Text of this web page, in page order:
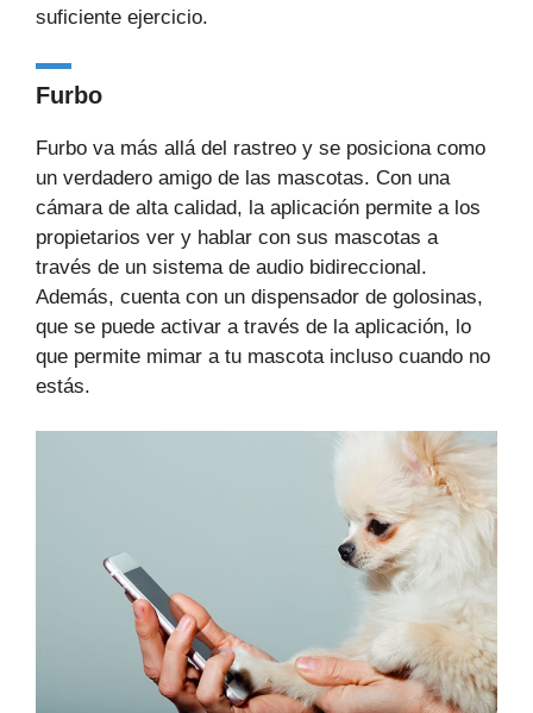
suficiente ejercicio.
Furbo
Furbo va más allá del rastreo y se posiciona como
un verdadero amigo de las mascotas. Con una
cámara de alta calidad, la aplicación permite a los
propietarios ver y hablar con sus mascotas a
través de un sistema de audio bidireccional.
Además, cuenta con un dispensador de golosinas,
que se puede activar a través de la aplicación, lo
que permite mimar a tu mascota incluso cuando no
estás.